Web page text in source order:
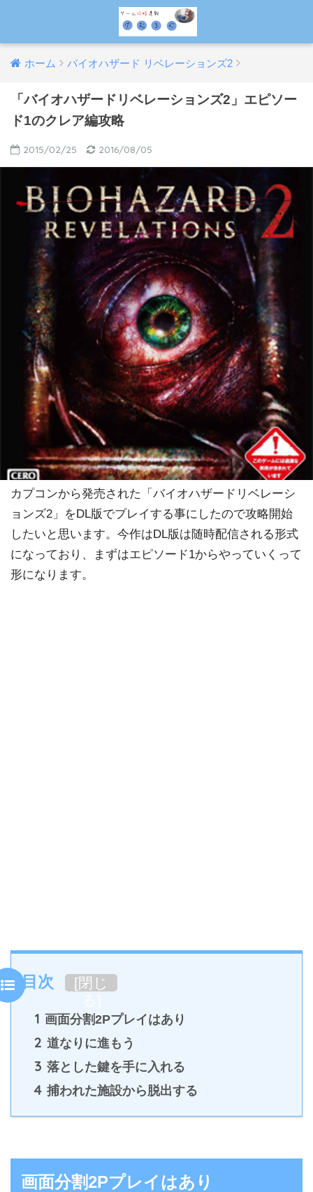
ホーム バイオハザード リベレーションズ2
「バイオハザードリベレーションズ2」エピソー
ド1のクレア編攻略
2015/02/25 2016/08/05
カプコンから発売された「バイオハザードリベレーシ
ョンズ2」をDL版でプレイする事にしたので攻略開始
したいと思います。今作はDL版は随時配信される形式
になっており、まずはエピソード1からやっていくって
形になります。
目次 [閉じ
1 画面分割2Pプレイはあり
2 道なりに進もう
3 落とした鍵を手に入れる
4 捕われた施設から脱出する
画面分割2Pプレイはあり